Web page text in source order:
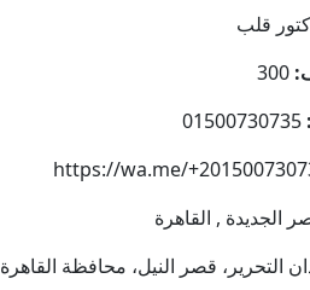
قلب
300
01500730735
https://wa.me/
الجديدة , القاهرة
التحرير، قصر النيل، محافظة القاهرة